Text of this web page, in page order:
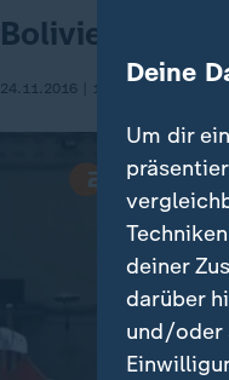
Bolivien:
24.11.2016 | 10:52 Deine
Um dir
deiner
darüber
und/oder